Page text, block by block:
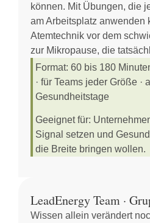
können. Mit Übungen, die
am Arbeitsplatz anwenden
Atemtechnik vor dem
zur Mikropause, die
Format: 60 bis 180
· für Teams jeder Größe ·
Gesundheitstage
Geeignet für:
Signal setzen und
die Breite bringen wollen.
LeadEnergy Team ·
Wissen allein verändert